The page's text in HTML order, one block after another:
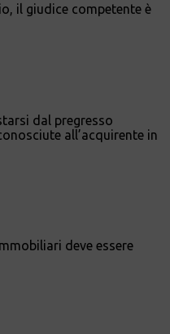
il giudice competente è
dal pregresso
all’acquirente in
deve essere